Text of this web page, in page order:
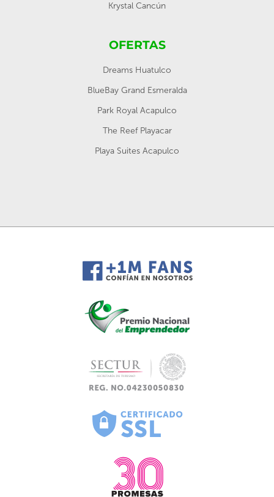
Krystal Cancún
OFERTAS
Dreams Huatulco
BlueBay Grand Esmeralda
Park Royal Acapulco
The Reef Playacar
Playa Suites Acapulco